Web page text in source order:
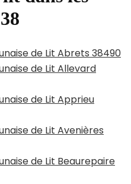
de Lit Abrets 38490
de Lit Allevard
de Lit Apprieu
de Lit Avenières
de Lit Beaurepaire